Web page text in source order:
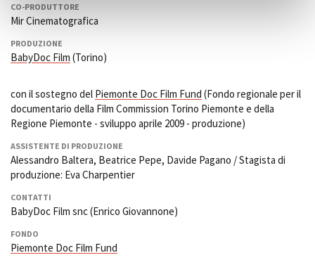
CO-PRODUTTORE
Mir Cinematografica
PRODUZIONE
BabyDoc Film (Torino)
con il sostegno del Piemonte Doc Film Fund (Fondo regionale per il
documentario della Film Commission Torino Piemonte e della
Regione Piemonte - sviluppo aprile 2009 - produzione)
ASSISTENTE DI PRODUZIONE
Alessandro Baltera, Beatrice Pepe, Davide Pagano / Stagista di
produzione: Eva Charpentier
CONTATTI
BabyDoc Film snc (Enrico Giovannone)
FONDO
Piemonte Doc Film Fund